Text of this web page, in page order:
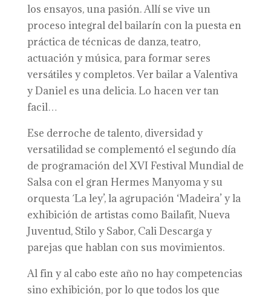
los ensayos, una pasión. Allí se vive un
proceso integral del bailarín con la puesta en
práctica de técnicas de danza, teatro,
actuación y música, para formar seres
versátiles y completos. Ver bailar a Valentiva
y Daniel es una delicia. Lo hacen ver tan
facil…
Ese derroche de talento, diversidad y
versatilidad se complementó el segundo día
de programación del XVI Festival Mundial de
Salsa con el gran Hermes Manyoma y su
orquesta ´La ley’, la agrupación ‘Madeira’ y la
exhibición de artistas como Bailafit, Nueva
Juventud, Stilo y Sabor, Cali Descarga y
parejas que hablan con sus movimientos.
Al fin y al cabo este año no hay competencias
sino exhibición, por lo que todos los que